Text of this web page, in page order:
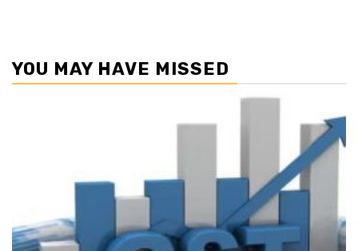
YOU MAY HAVE MISSED